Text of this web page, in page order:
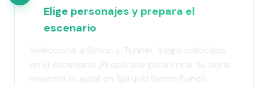
Elige personajes y prepara el
escenario
Selecciona a Simon y Tunner, luego colócalos
en el escenario. ¡Prepárate para crear tu obra
maestra musical en Sprunki Simon Punch